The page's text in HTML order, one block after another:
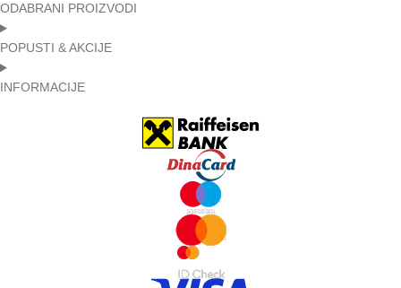
ODABRANI PROIZVODI
POPUSTI & AKCIJE
INFORMACIJE